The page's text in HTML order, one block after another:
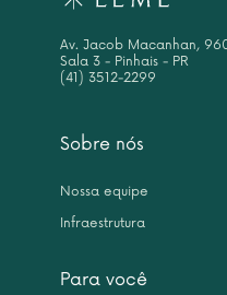
Sobre nós
Nossa equipe
Infraestrutura
Para você
Av. Jacob Macanhan,
Sala 3 - Pinhais - PR
(41) 3512-2299